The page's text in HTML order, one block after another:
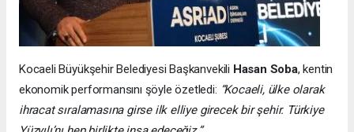
Kocaeli Büyükşehir Belediyesi Başkanvekili Hasan Soba, kentin
ekonomik performansını şöyle özetledi: “Kocaeli, ülke olarak
ihracat sıralamasına girse ilk elliye girecek bir şehir. Türkiye